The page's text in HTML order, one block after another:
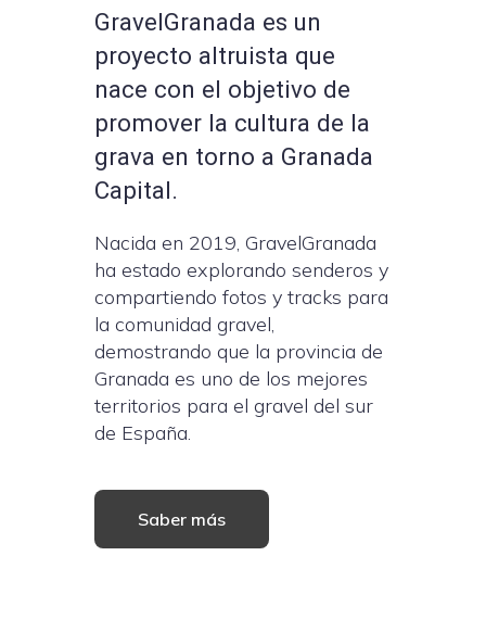
GravelGranada es un
proyecto altruista que
nace con el objetivo de
promover la cultura de la
grava en torno a Granada
Capital.
Nacida en 2019, GravelGranada
ha estado explorando senderos y
compartiendo fotos y tracks para
la comunidad gravel,
demostrando que la provincia de
Granada es uno de los mejores
territorios para el gravel del sur
de España.
Saber más